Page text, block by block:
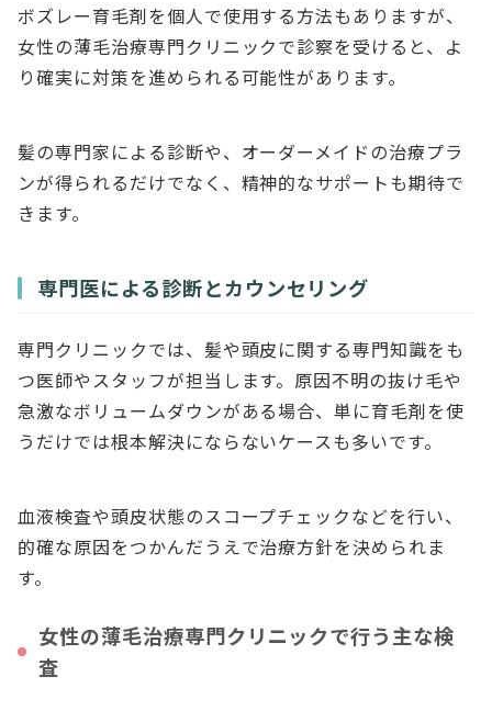
ボズレー育毛剤を個人で使用する方法もありますが、
女性の薄毛治療専門クリニックで診察を受けると、よ
り確実に対策を進められる可能性があります。
髪の専門家による診断や、オーダーメイドの治療プラ
ンが得られるだけでなく、精神的なサポートも期待で
きます。
専門医による診断とカウンセリング
専門クリニックでは、髪や頭皮に関する専門知識をも
つ医師やスタッフが担当します。原因不明の抜け毛や
急激なボリュームダウンがある場合、単に育毛剤を使
うだけでは根本解決にならないケースも多いです。
血液検査や頭皮状態のスコープチェックなどを行い、
的確な原因をつかんだうえで治療方針を決められま
す。
女性の薄毛治療専門クリニックで行う主な検
査